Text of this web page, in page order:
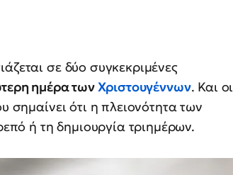
σε δύο συγκεκριμένες
ημέρα τωνΧριστουγέννων. Και οι
ότι η πλειονότητα των
ή τη δημιουργία τριημέρων.